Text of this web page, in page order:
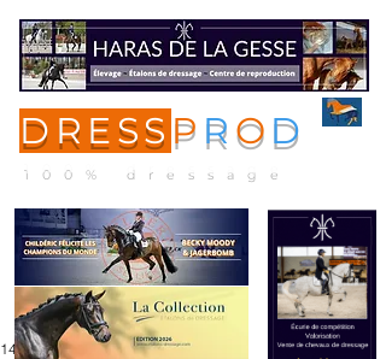
DRESS P R O D
100% dressage
14 juin 2021